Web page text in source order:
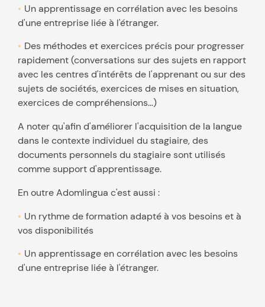
Un apprentissage en corrélation avec les besoins
d'une entreprise liée à l'étranger.
Des méthodes et exercices précis pour progresser
rapidement (conversations sur des sujets en rapport
avec les centres d'intérêts de l'apprenant ou sur des
sujets de sociétés, exercices de mises en situation,
exercices de compréhensions…)
A noter qu'afin d'améliorer l'acquisition de la langue
dans le contexte individuel du stagiaire, des
documents personnels du stagiaire sont utilisés
comme support d'apprentissage.
En outre Adomlingua c'est aussi :
Un rythme de formation adapté à vos besoins et à
vos disponibilités
Un apprentissage en corrélation avec les besoins
d'une entreprise liée à l'étranger.